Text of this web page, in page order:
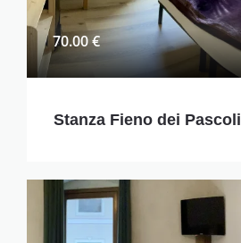
70.00 €
Stanza Fieno dei Pascoli